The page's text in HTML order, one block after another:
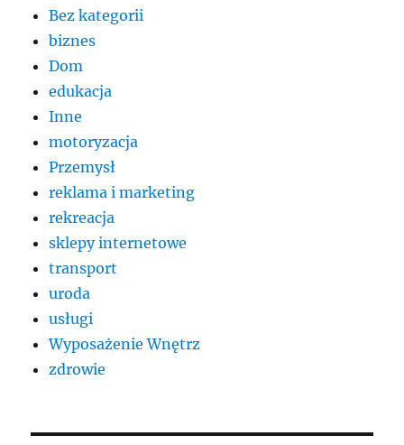
Bez kategorii
biznes
Dom
edukacja
Inne
motoryzacja
Przemysł
reklama i marketing
rekreacja
sklepy internetowe
transport
uroda
usługi
Wyposażenie Wnętrz
zdrowie